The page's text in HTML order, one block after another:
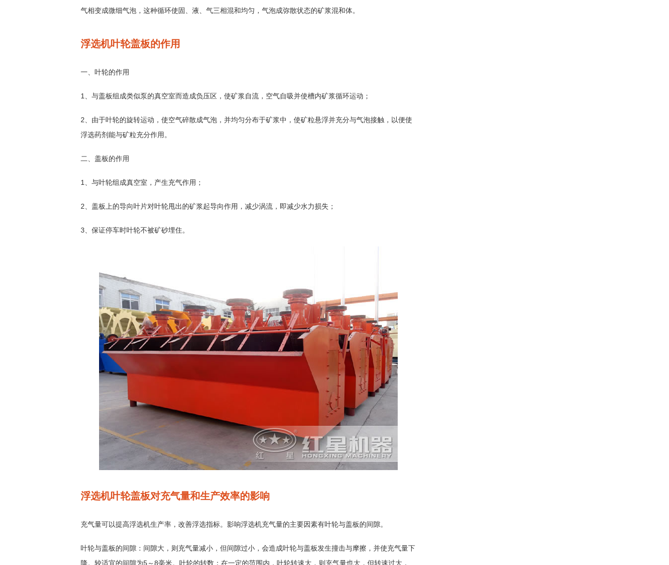
气相变成微细气泡，这种循环使固、液、气三相混和均匀，气泡成弥散状态的矿浆混和体。
浮选机叶轮盖板的作用
一、叶轮的作用
1、与盖板组成类似泵的真空室而造成负压区，使矿浆自流，空气自吸并使槽内矿浆循环运动；
2、由于叶轮的旋转运动，使空气碎散成气泡，并均匀分布于矿浆中，使矿粒悬浮并充分与气泡接触，以便使
浮选药剂能与矿粒充分作用。
二、盖板的作用
1、与叶轮组成真空室，产生充气作用；
2、盖板上的导向叶片对叶轮甩出的矿浆起导向作用，减少涡流，即减少水力损失；
3、保证停车时叶轮不被矿砂埋住。
浮选机叶轮盖板对充气量和生产效率的影响
充气量可以提高浮选机生产率，改善浮选指标。影响浮选机充气量的主要因素有叶轮与盖板的间隙。
叶轮与盖板的间隙：间隙大，则充气量减小，但间隙过小，会造成叶轮与盖板发生撞击与摩擦，并使充气量下
降。较适宜的间隙为5～8毫米。叶轮的转数：在一定的范围内，叶轮转速大，则充气量也大，但转速过大，